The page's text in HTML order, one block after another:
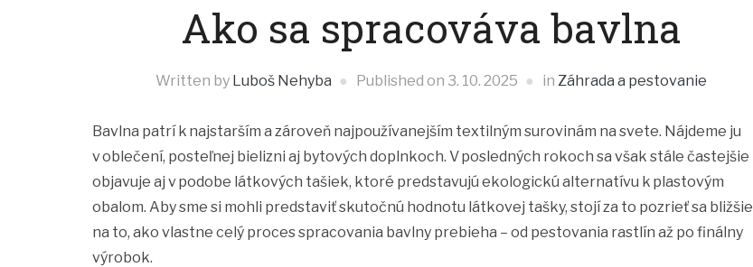
Ako sa spracováva bavlna
Written by Luboš Nehyba Published on 3. 10. 2025 in Záhrada a pestovanie
Bavlna patrí k najstarším a zároveň najpoužívanejším textilným surovinám na svete. Nájdeme ju
v oblečení, posteľnej bielizni aj bytových doplnkoch. V posledných rokoch sa však stále častejšie
objavuje aj v podobe látkových tašiek, ktoré predstavujú ekologickú alternatívu k plastovým
obalom. Aby sme si mohli predstaviť skutočnú hodnotu látkovej tašky, stojí za to pozrieť sa bližšie
na to, ako vlastne celý proces spracovania bavlny prebieha – od pestovania rastlín až po finálny
výrobok.